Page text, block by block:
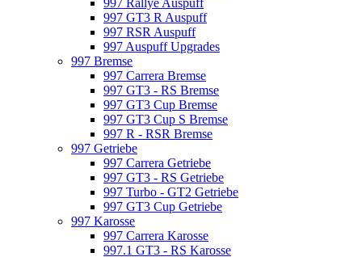
997 Rallye Auspuff
997 GT3 R Auspuff
997 RSR Auspuff
997 Auspuff Upgrades
997 Bremse
997 Carrera Bremse
997 GT3 - RS Bremse
997 GT3 Cup Bremse
997 GT3 Cup S Bremse
997 R - RSR Bremse
997 Getriebe
997 Carrera Getriebe
997 GT3 - RS Getriebe
997 Turbo - GT2 Getriebe
997 GT3 Cup Getriebe
997 Karosse
997 Carrera Karosse
997.1 GT3 - RS Karosse